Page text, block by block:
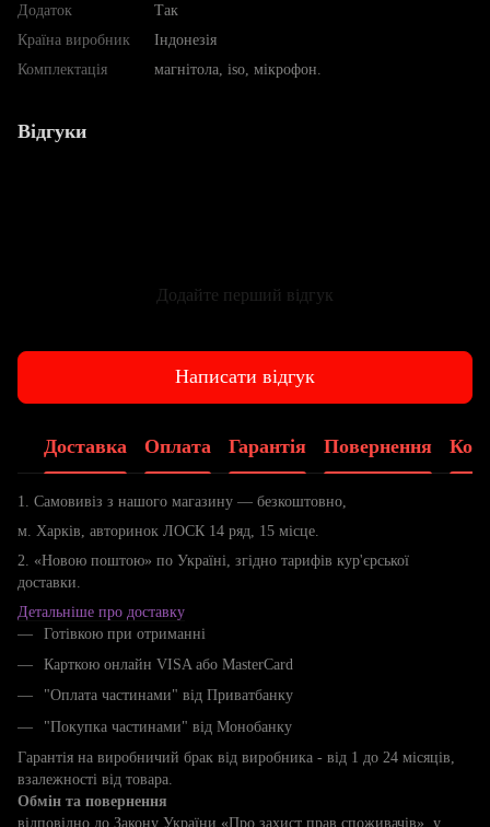
Додаток
Так
Країна виробник
Індонезія
Комплектація
магнітола, iso, мікрофон.
Відгуки
Додайте перший відгук
Написати відгук
Доставка Оплата Гарантія Повернення
1. Самовивіз з нашого магазину — безкоштовно,
м. Харків, авторинок ЛОСК 14 ряд, 15 місце.
2. «Новою поштою» по Україні, згідно тарифів кур'єрської
доставки.
Детальніше про доставку
Готівкою при отриманні
Карткою онлайн VISA або MasterCard
"Оплата частинами" від Приватбанку
"Покупка частинами" від Монобанку
Гарантія на виробничий брак від виробника - від 1 до 24 місяців,
взалежності від товара.
Обмін та повернення
відповідно до Закону України «Про захист прав споживачів», у